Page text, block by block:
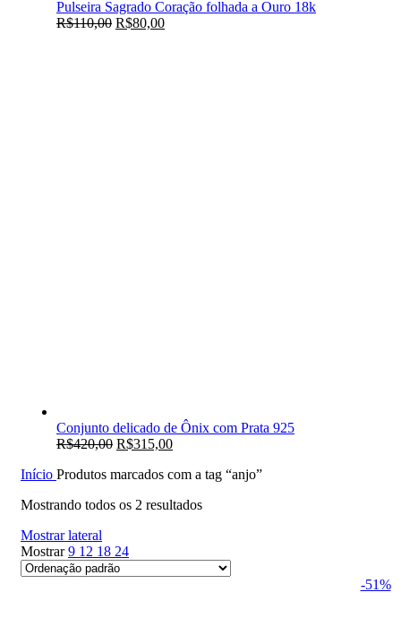
Pulseira Sagrado Coração folhada a Ouro 18k
R$110,00 R$80,00
Conjunto delicado de Ônix com Prata 925
R$420,00 R$315,00
Início Produtos marcados com a tag “anjo”
Mostrando todos os 2 resultados
Mostrar lateral
Mostrar9 12 18 24
-51%